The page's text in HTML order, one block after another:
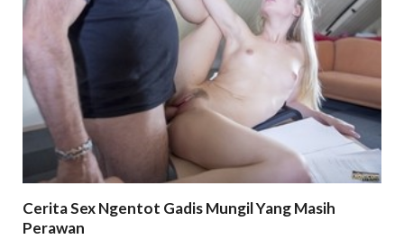
Cerita Sex Ngentot Gadis Mungil Yang Masih
Perawan